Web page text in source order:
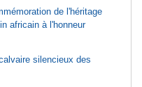
de l'héritage
africain à l'honneur
silencieux des